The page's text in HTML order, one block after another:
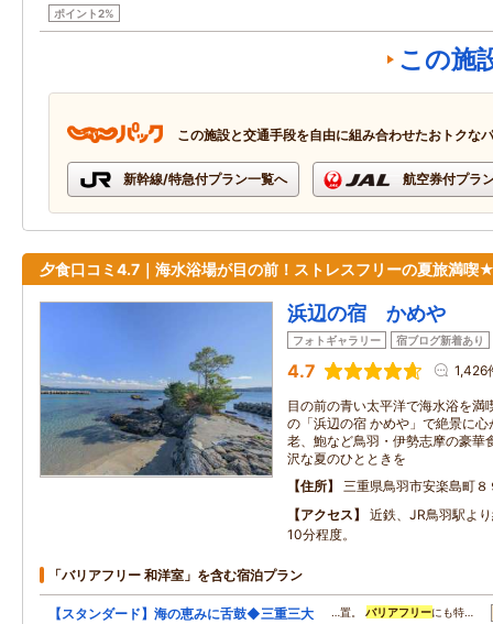
ポイント2%
この施
この施設と交通手段を自由に組み合わせたおトクな
新幹線/特急付プラン一覧へ 航空券付プラ
夕食口コミ4.7｜海水浴場が目の前！ストレスフリーの夏旅満喫
浜辺の宿 かめや
フォトギャラリー 宿ブログ新着あり
4.7 1,426
目の前の青い太平洋で海水浴を満
の「浜辺の宿 かめや」で絶景に
老、鮑など鳥羽・伊勢志摩の豪華
沢な夏のひとときを
住所
三重県鳥羽市安楽島町８
アクセス
近鉄、JR鳥羽駅よ
10分程度。
「バリアフリー 和洋室」を含む宿泊プラン
【スタンダード】海の恵みに舌鼓◆三重三大
…置。バリアフリーにも特…